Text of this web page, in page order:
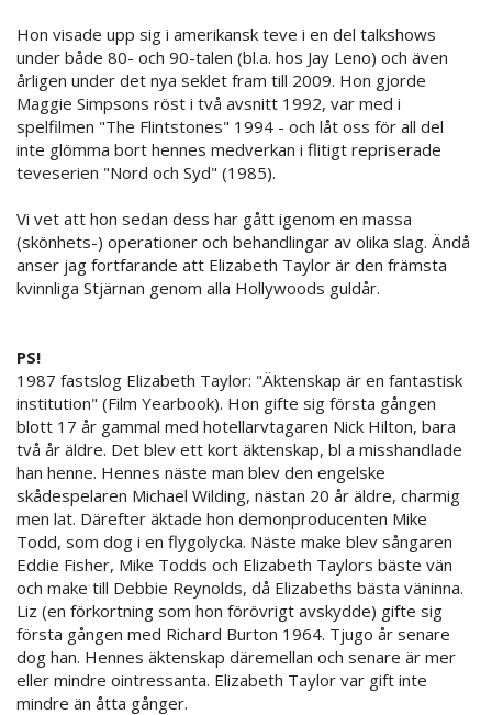
Hon visade upp sig i amerikansk teve i en del talkshows
under både 80- och 90-talen (bl.a. hos Jay Leno) och även
årligen under det nya seklet fram till 2009. Hon gjorde
Maggie Simpsons röst i två avsnitt 1992, var med i
spelfilmen "The Flintstones" 1994 - och låt oss för all del
inte glömma bort hennes medverkan i flitigt repriserade
teveserien "Nord och Syd" (1985).
Vi vet att hon sedan dess har gått igenom en massa
(skönhets-) operationer och behandlingar av olika slag. Ändå
anser jag fortfarande att Elizabeth Taylor är den främsta
kvinnliga Stjärnan genom alla Hollywoods guldår.
PS!
1987 fastslog Elizabeth Taylor: "Äktenskap är en fantastisk
institution" (Film Yearbook). Hon gifte sig första gången
blott 17 år gammal med hotellarvtagaren Nick Hilton, bara
två år äldre. Det blev ett kort äktenskap, bl a misshandlade
han henne. Hennes näste man blev den engelske
skådespelaren Michael Wilding, nästan 20 år äldre, charmig
men lat. Därefter äktade hon demonproducenten Mike
Todd, som dog i en flygolycka. Näste make blev sångaren
Eddie Fisher, Mike Todds och Elizabeth Taylors bäste vän
och make till Debbie Reynolds, då Elizabeths bästa väninna.
Liz (en förkortning som hon förövrigt avskydde) gifte sig
första gången med Richard Burton 1964. Tjugo år senare
dog han. Hennes äktenskap däremellan och senare är mer
eller mindre ointressanta. Elizabeth Taylor var gift inte
mindre än åtta gånger.